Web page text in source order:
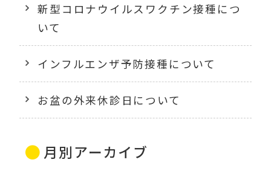
新型コロナウイルスワクチン接種につ
いて
インフルエンザ予防接種について
お盆の外来休診日について
月別アーカイブ